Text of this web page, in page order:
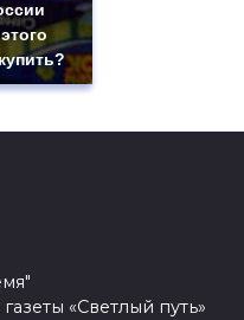
«Светлый путь»